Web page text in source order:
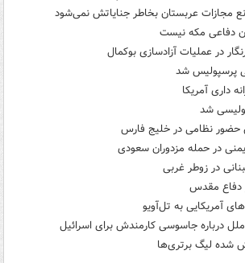
مجازات عربستان بخاطر جنایاتش نمی‌شود
دفاعی مکه نیست
در عملیات آزادسازی بوکمال
پرسپولیس شد
داری آمریکا
شد
حضور نظامی در خلیج فارس
دفاع مقدس
آمریکایی به تل‌آویو
درباره جاسوسی کارمندش برای اسرائیل
شده لیگ برتری‌ها